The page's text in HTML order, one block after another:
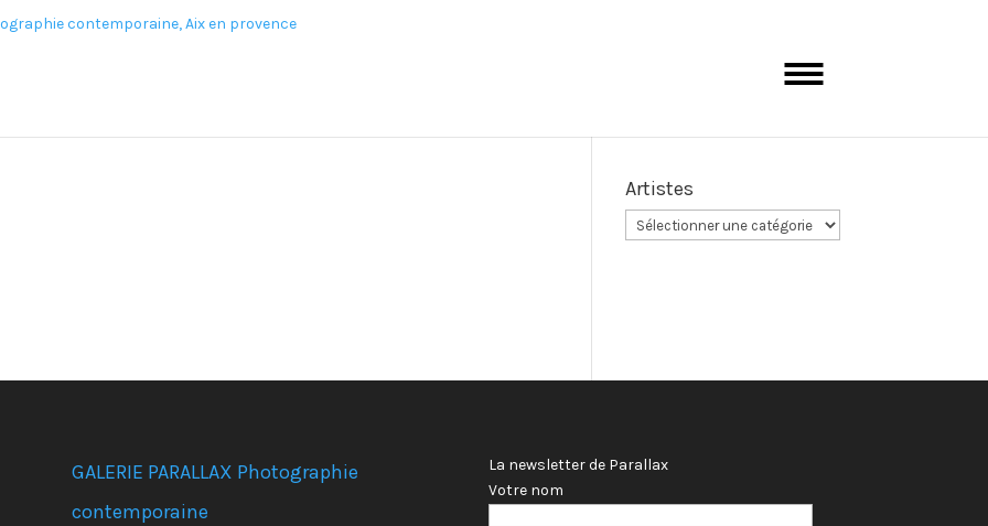
Artistes
GALERIE PARALLAX Photographie
contemporaine
La newsletter de Parallax
Votre nom